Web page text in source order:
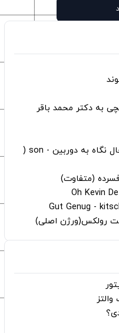
به دکتر محمد باقر
دانلود قالب مرد سیاه پوست در حال نگاه به دوربین - son (
(متفاوت)
رولکس(ورژن اصلی)